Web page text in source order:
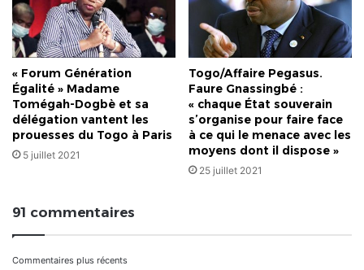
« Forum Génération
Égalité » Madame
Tomégah-Dogbè et sa
délégation vantent les
prouesses du Togo à Paris
5 juillet 2021
Togo/Affaire Pegasus.
Faure Gnassingbé :
« chaque État souverain
s’organise pour faire face
à ce qui le menace avec les
moyens dont il dispose »
25 juillet 2021
91 commentaires
Commentaires plus récents